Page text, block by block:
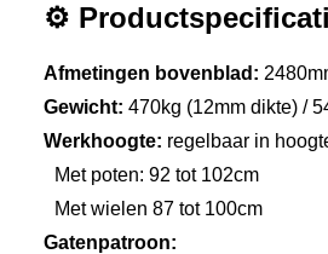
⚙️
Afmetingen bovenblad:
Gewicht: 470kg (12mm dikte) /
Werkhoogte: regelbaar in
Met poten: 92 tot 102cm
Met wielen 87 tot 100cm
Gatenpatroon: